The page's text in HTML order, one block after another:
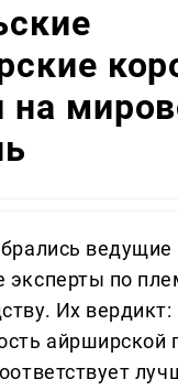
ведущие
эксперты по
Их вердикт:
айрширской